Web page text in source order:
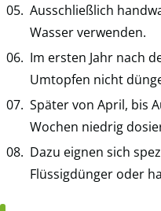
Ausschließlich
Wasser verwenden.
Im ersten Jahr nach
Umtopfen nicht
Später von April, bis
Wochen niedrig
Dazu eignen sich
Flüssigdünger oder